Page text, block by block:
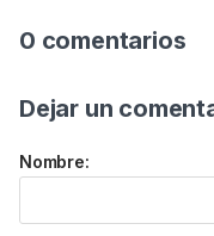
0 comentarios
Dejar un
Nombre: